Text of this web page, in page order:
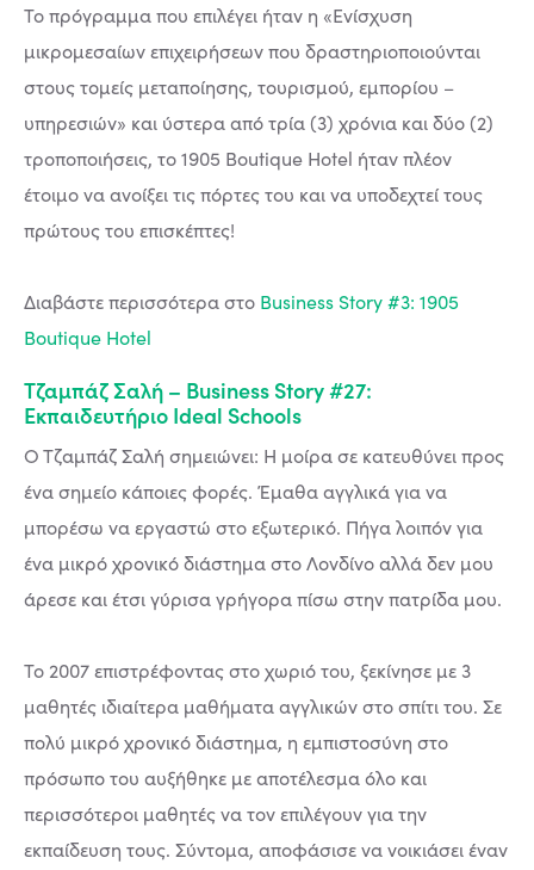
Το πρόγραμμα που επιλέγει ήταν η «Ενίσχυση
μικρομεσαίων επιχειρήσεων που δραστηριοποιούνται
στους τομείς μεταποίησης, τουρισμού, εμπορίου –
υπηρεσιών» και ύστερα από τρία (3) χρόνια και δύο (2)
τροποποιήσεις, το 1905 Boutique Hotel ήταν πλέον
έτοιμο να ανοίξει τις πόρτες του και να υποδεχτεί τους
πρώτους του επισκέπτες!
Διαβάστε περισσότερα στο Business Story #3: 1905
Boutique Hotel
Τζαμπάζ Σαλή – Business Story #27:
Εκπαιδευτήριο Ideal Schools
Ο Τζαμπάζ Σαλή σημειώνει: Η μοίρα σε κατευθύνει προς
ένα σημείο κάποιες φορές. Έμαθα αγγλικά για να
μπορέσω να εργαστώ στο εξωτερικό. Πήγα λοιπόν για
ένα μικρό χρονικό διάστημα στο Λονδίνο αλλά δεν μου
άρεσε και έτσι γύρισα γρήγορα πίσω στην πατρίδα μου.
Το 2007 επιστρέφοντας στο χωριό του, ξεκίνησε με 3
μαθητές ιδιαίτερα μαθήματα αγγλικών στο σπίτι του. Σε
πολύ μικρό χρονικό διάστημα, η εμπιστοσύνη στο
πρόσωπο του αυξήθηκε με αποτέλεσμα όλο και
περισσότεροι μαθητές να τον επιλέγουν για την
εκπαίδευση τους. Σύντομα, αποφάσισε να νοικιάσει έναν